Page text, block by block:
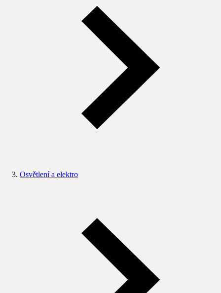
Osvětlení a elektro